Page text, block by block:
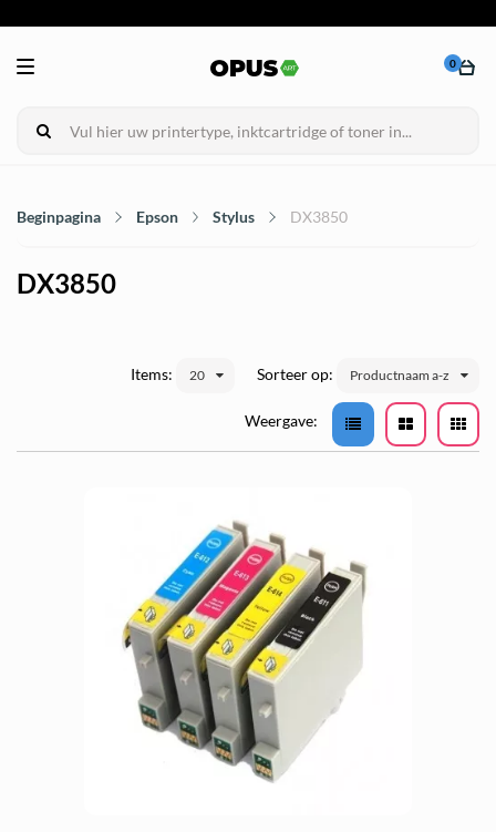
0
Beginpagina Epson Stylus DX3850
DX3850
Sorteer op: Productnaam a-z
Items: 20
Weergave: